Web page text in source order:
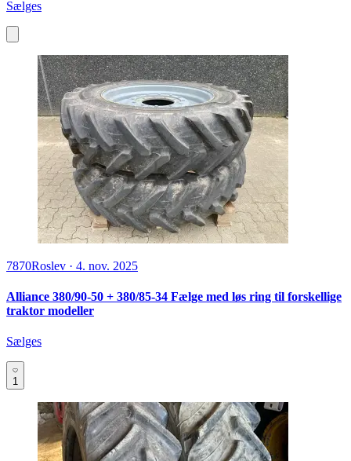
Sælges
7870Roslev · 4. nov. 2025
Alliance 380/90-50 + 380/85-34 Fælge med løs ring til forskellige
traktor modeller
Sælges
1